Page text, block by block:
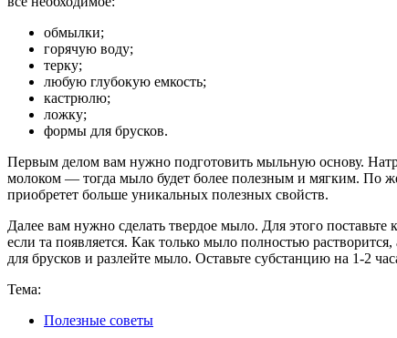
обмылки;
горячую воду;
терку;
любую глубокую емкость;
кастрюлю;
ложку;
формы для брусков.
Первым делом вам нужно подготовить мыльную основу.
молоком — тогда мыло будет более полезным и мягким. По
приобретет больше уникальных полезных свойств.
Далее вам нужно сделать твердое мыло. Для этого
если та появляется. Как только мыло полностью
для брусков и разлейте мыло. Оставьте субстанцию на 1-2
Тема:
Полезные советы